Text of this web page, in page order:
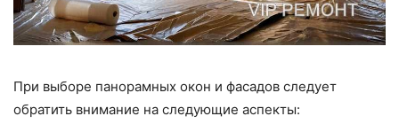
При выборе панорамных окон и фасадов следует
обратить внимание на следующие аспекты: